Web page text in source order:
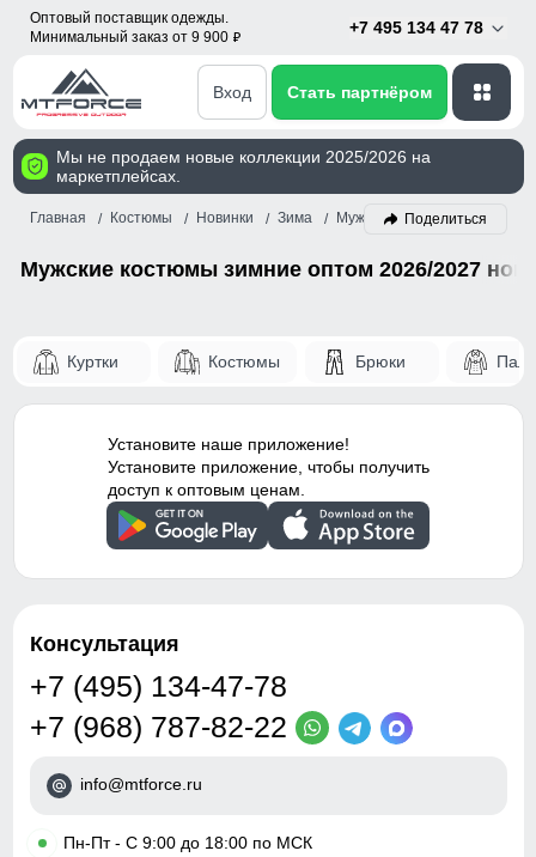
Оптовый поставщик одежды.
Минимальный заказ от 9 900 p
+7 495 134 47 78
Вход Стать партнёром
Мы не продаем новые коллекции 2025/2026 на
маркетплейсах.
Главная Костюмы Новинки Зима Мужской Поделиться
Мужские костюмы зимние оптом 2026/2027
Куртки Костюмы Брюки
Установите наше приложение!
Установите приложение, чтобы получить
доступ к оптовым ценам.
Консультация
+7 (495) 134-47-78
+7 (968) 787-82-22
info@mtforce.ru
• Пн-Пт - С 9:00 до 18:00 по МСК